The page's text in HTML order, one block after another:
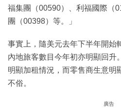
福集團（00590）、利福國際（
團（00398）等。」
事實上，隨美元去年下半年開始
內地旅客數目今年初亦明顯回升
明顯加租情況，而零售商生意明
不俗。
廣告